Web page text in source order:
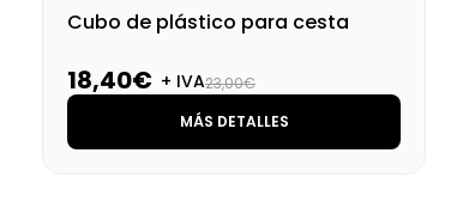
Cubo de plástico para cesta
18,40€ + IVA23,00€
MÁS DETALLES